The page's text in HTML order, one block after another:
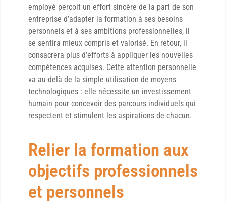
employé perçoit un effort sincère de la part de son
entreprise d’adapter la formation à ses besoins
personnels et à ses ambitions professionnelles, il
se sentira mieux compris et valorisé. En retour, il
consacrera plus d’efforts à appliquer les nouvelles
compétences acquises. Cette attention personnelle
va au-delà de la simple utilisation de moyens
technologiques : elle nécessite un investissement
humain pour concevoir des parcours individuels qui
respectent et stimulent les aspirations de chacun.
Relier la formation aux
objectifs professionnels
et personnels